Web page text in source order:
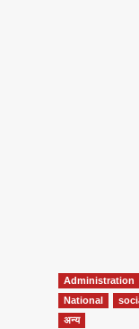
Administration
National
अन्य